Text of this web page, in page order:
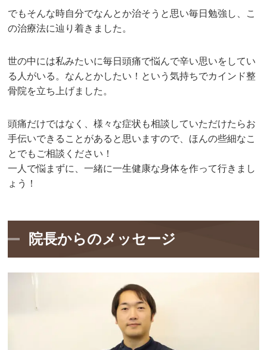
でもそんな時自分でなんとか治そうと思い毎日勉強し、こ
の治療法に辿り着きました。
世の中には私みたいに毎日頭痛で悩んで辛い思いをしてい
る人がいる。なんとかしたい！という気持ちでカインド整
骨院を立ち上げました。
頭痛だけではなく、様々な症状も相談していただけたらお
手伝いできることがあると思いますので、ほんの些細なこ
とでもご相談ください！
一人で悩まずに、一緒に一生健康な身体を作って行きまし
ょう！
院長からのメッセージ